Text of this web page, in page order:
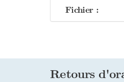
Fichier :
Retours